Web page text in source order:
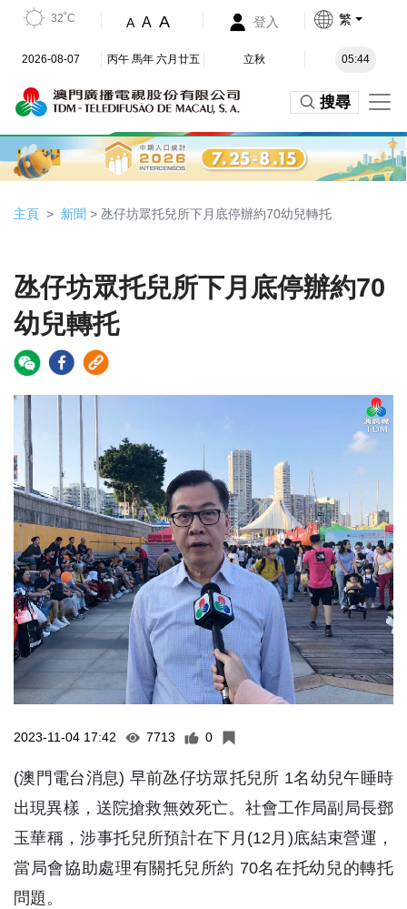
32˚C A A A 登入 繁
2026-08-07 丙午 馬年 六月廿五 立秋 05:44
搜尋
主頁 新聞 > 氹仔坊眾托兒所下月底停辦約70幼兒轉托
氹仔坊眾托兒所下月底停辦約70
幼兒轉托
2023-11-04 17:42 7713 0
(澳門電台消息) 早前氹仔坊眾托兒所 1名幼兒午睡時
出現異樣，送院搶救無效死亡。社會工作局副局長鄧
玉華稱，涉事托兒所預計在下月(12月)底結束營運，
當局會協助處理有關托兒所約 70名在托幼兒的轉托
問題。